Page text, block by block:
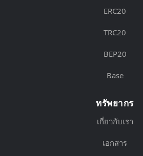
ERC20
TRC20
BEP20
Base
ทรัพยากร
เกี่ยวกับเรา
เอกสาร